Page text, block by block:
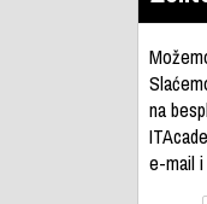
na
e-mail